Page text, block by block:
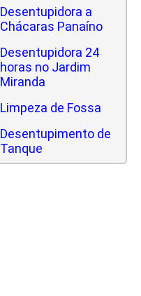
Desentupidora a
Chácaras Panaíno
Desentupidora 24
horas no Jardim
Miranda
Limpeza de Fossa
Desentupimento de
Tanque